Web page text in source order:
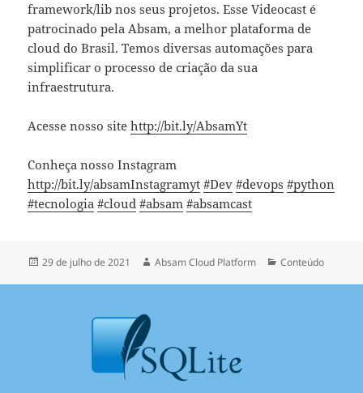
framework/lib nos seus projetos. Esse Videocast é
patrocinado pela Absam, a melhor plataforma de
cloud do Brasil. Temos diversas automações para
simplificar o processo de criação da sua
infraestrutura.
Acesse nosso sitehttp://bit.ly/AbsamYt
Conheça nosso Instagram
http://bit.ly/absamInstagramyt #Dev #devops #python
#tecnologia #cloud #absam #absamcast
Publicado
29 de julho de 2021 Autor
Absam Cloud Platform Categorias
Conteúdo